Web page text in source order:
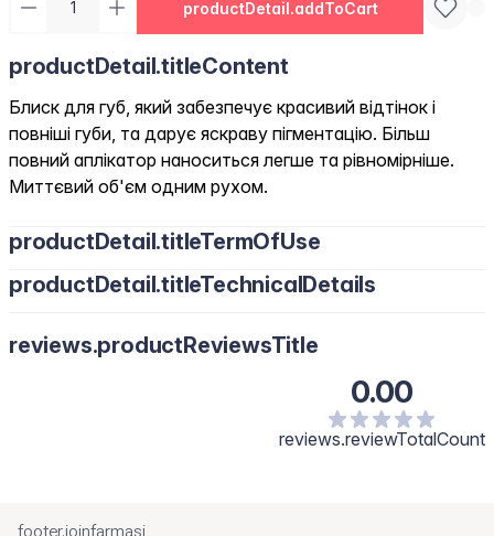
productDetail.addToCart
productDetail.titleContent
Блиск для губ, який забезпечує красивий відтінок і
повніші губи, та дарує яскраву пігментацію. Більш
повний аплікатор наноситься легше та рівномірніше.
Миттєвий об'єм одним рухом.
productDetail.titleTermOfUse
productDetail.titleTechnicalDetails
reviews.productReviewsTitle
0.00
reviews.reviewTotalCount
footer.joinfarmasi